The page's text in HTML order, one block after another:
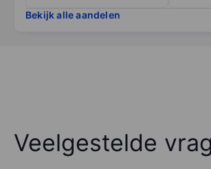
Bekijk alle aandelen
Veelgestelde